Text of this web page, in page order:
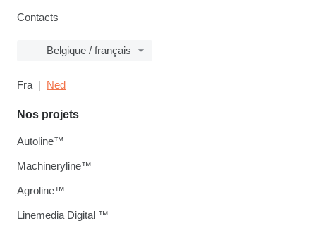
Contacts
Belgique / français
Fra Ned
Nos projets
Autoline™
Machineryline™
Agroline™
Linemedia Digital ™